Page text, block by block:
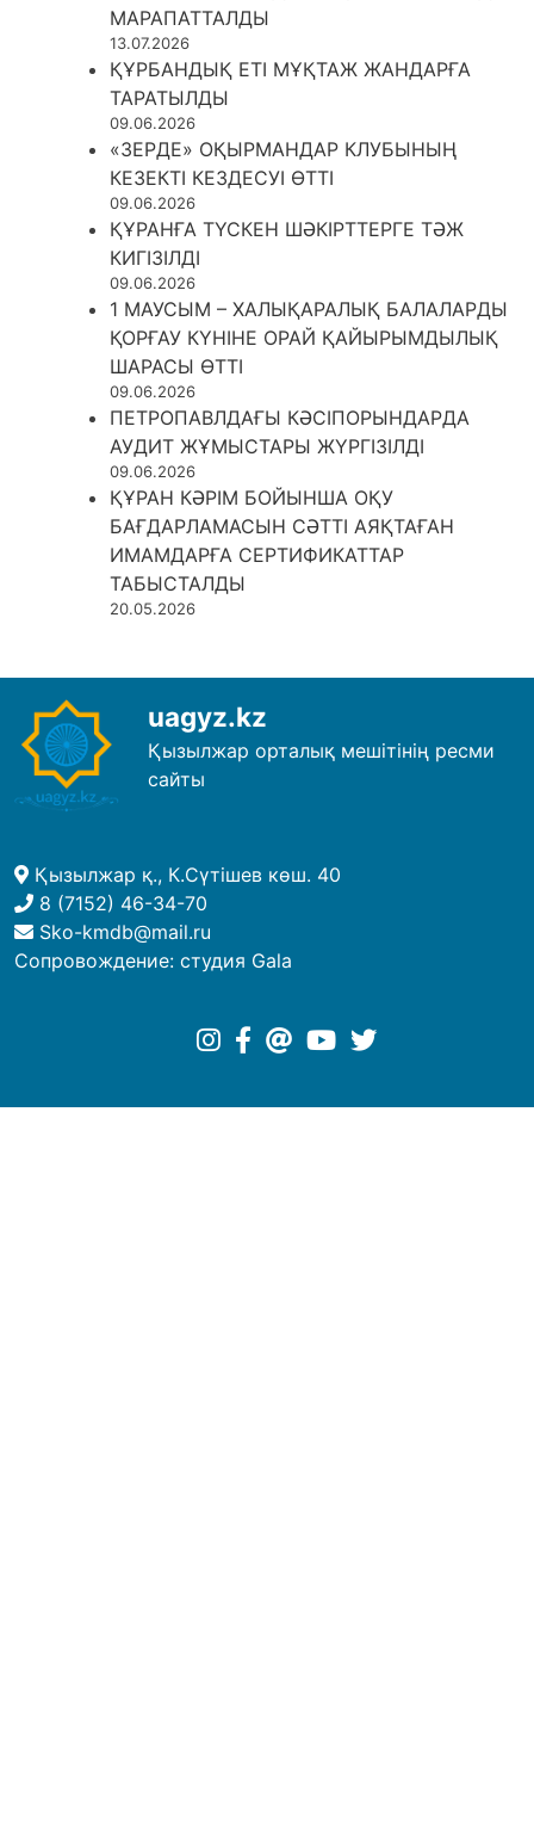
МАРАПАТТАЛДЫ
13.07.2026
ҚҰРБАНДЫҚ ЕТІ МҰҚТАЖ ЖАНДАРҒА
ТАРАТЫЛДЫ
09.06.2026
«ЗЕРДЕ» ОҚЫРМАНДАР КЛУБЫНЫҢ
КЕЗЕКТІ КЕЗДЕСУІ ӨТТІ
09.06.2026
ҚҰРАНҒА ТҮСКЕН ШӘКІРТТЕРГЕ ТӘЖ
КИГІЗІЛДІ
09.06.2026
1 МАУСЫМ – ХАЛЫҚАРАЛЫҚ БАЛАЛАРДЫ
ҚОРҒАУ КҮНІНЕ ОРАЙ ҚАЙЫРЫМДЫЛЫҚ
ШАРАСЫ ӨТТІ
09.06.2026
ПЕТРОПАВЛДАҒЫ КӘСІПОРЫНДАРДА
АУДИТ ЖҰМЫСТАРЫ ЖҮРГІЗІЛДІ
09.06.2026
ҚҰРАН КӘРІМ БОЙЫНША ОҚУ
БАҒДАРЛАМАСЫН СӘТТІ АЯҚТАҒАН
ИМАМДАРҒА СЕРТИФИКАТТАР
ТАБЫСТАЛДЫ
20.05.2026
uagyz.kz
Қызылжар орталық мешітінің ресми
сайты
Қызылжар қ., К.Сүтішев көш. 40
8 (7152) 46-34-70
Sko-kmdb@mail.ru
Сопровождение: студия Gala